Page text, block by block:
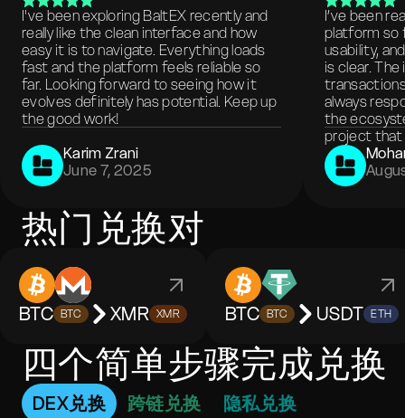
I've been exploring BaltEX recently and
really like the clean interface and how
easy it is to navigate. Everything loads
fast and the platform feels reliable so
far. Looking forward to seeing how it
evolves definitely has potential. Keep up
the good work!
Karim Zrani
June 7, 2025
I’ve been
platform so
usability,
is clear.
always
the
project that
热门兑换对
BTC BTC XMR XMR BTC BTC USDT ETH
四个简单步骤完成兑换
DEX兑换 跨链兑换 隐私兑换